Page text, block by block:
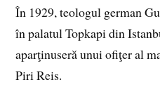
În 1929, teologul german
în palatul Topkapi din
aparţinuseră unui ofiţer al
Piri Reis.